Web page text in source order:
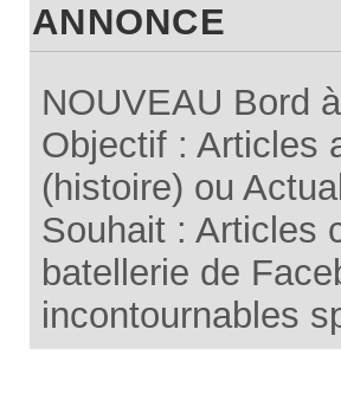
ANNONCE
NOUVEAU Bord
Objectif : Articles
(histoire) ou
Souhait : Articles
batellerie de
incontournables